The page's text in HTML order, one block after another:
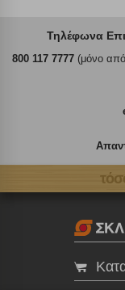
Τηλέφωνα
800 117 7777(μόνο από